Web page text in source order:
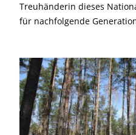
Treuhänderin dieses
für nachfolgende